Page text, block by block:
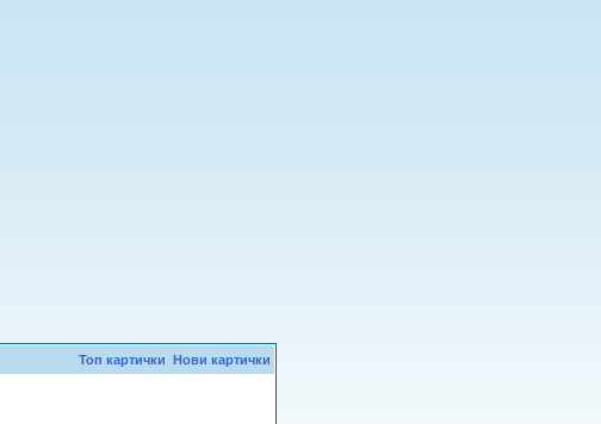
Топ картички Нови картички